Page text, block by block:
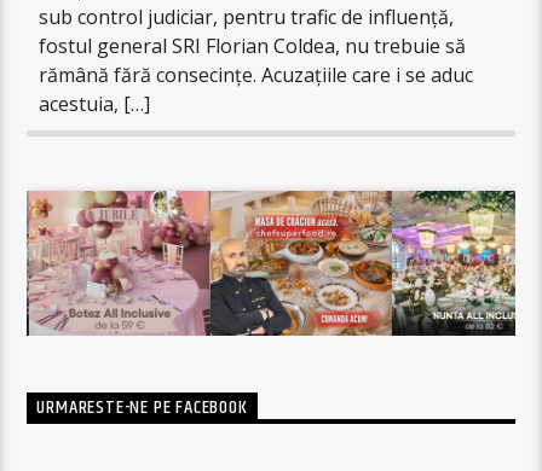
sub control judiciar, pentru trafic de influență,
fostul general SRI Florian Coldea, nu trebuie să
rămână fără consecințe. Acuzațiile care i se aduc
acestuia, […]
URMARESTE-NE PE FACEBOOK